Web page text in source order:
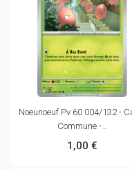
Noeunoeuf Pv 60 004/132 -
Commune -...
1,00 €